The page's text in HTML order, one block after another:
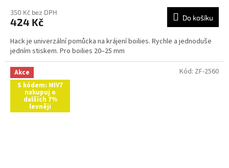
350 Kč bez DPH
424 Kč Do košíku
Hack je univerzální pomůcka na krájení boilies. Rychle a jednoduše
jedním stiskem. Pro boilies 20–25 mm
Akce
S kódem: MIV7
nakupuj o
dalších 7%
levněji
Kód: ZF-2560